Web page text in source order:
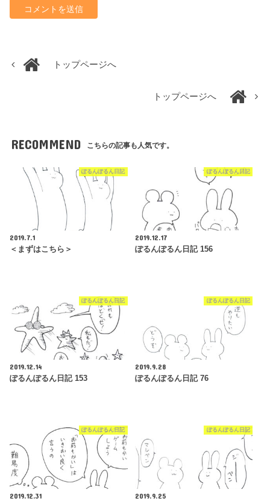
トップページへ
トップページへ
RECOMMEND こちらの記事も人気です。
ぽるんぽるん日記
2019.7.1
＜まずはこちら＞
ぽるんぽるん日記
2019.12.17
ぽるんぽるん日記 156
ぽるんぽるん日記
2019.12.14
ぽるんぽるん日記 153
ぽるんぽるん日記
2019.9.28
ぽるんぽるん日記 76
ぽるんぽるん日記
2019.12.31
ぽるんぽるん日記
2019.9.25